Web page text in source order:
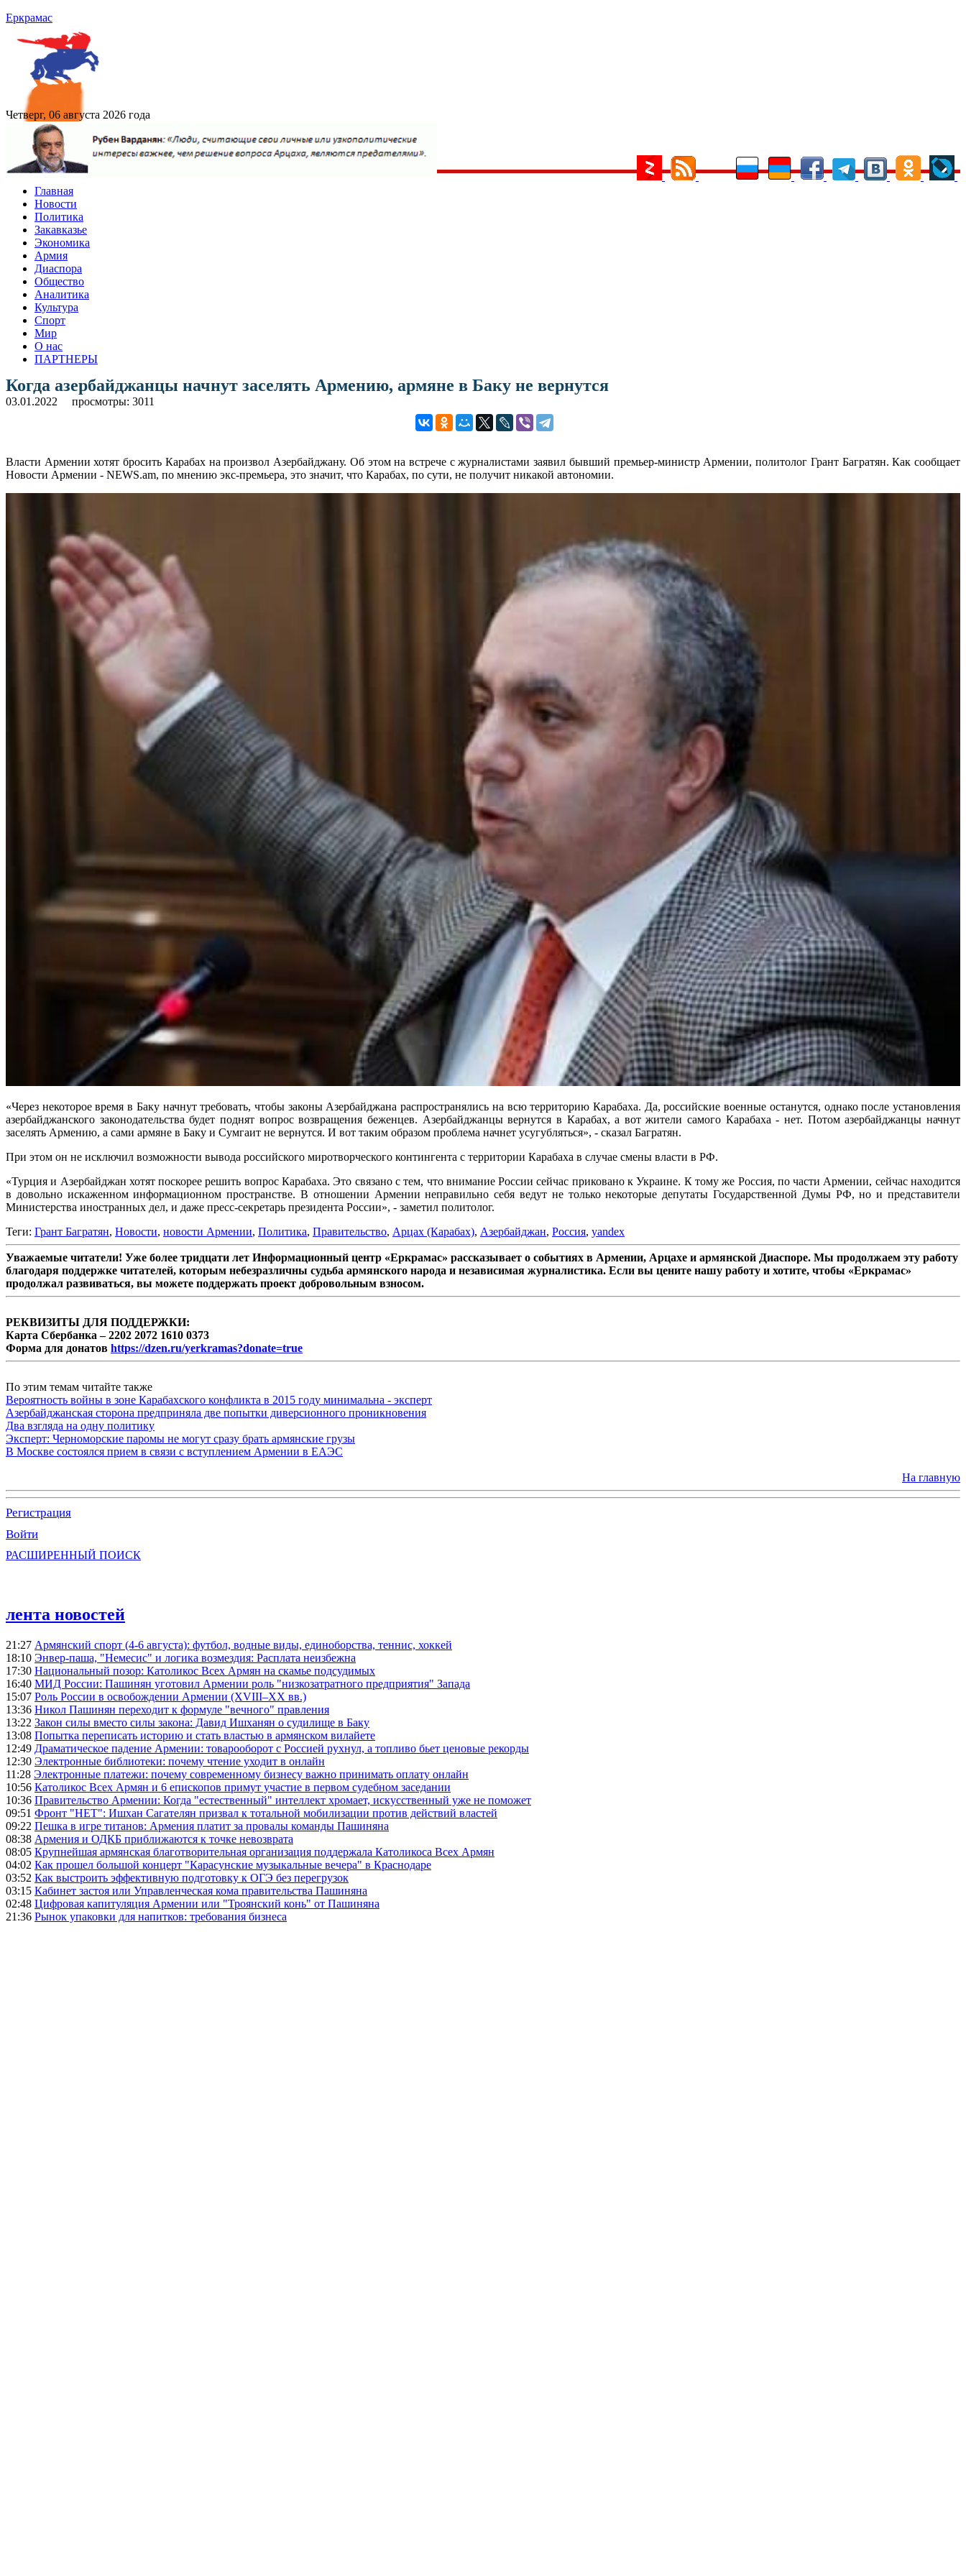
Еркрамас
Четверг, 06 августа 2026 года
Главная
Новости
Политика
Закавказье
Экономика
Армия
Диаспора
Общество
Аналитика
Культура
Спорт
Мир
О нас
ПАРТНЕРЫ
Когда азербайджанцы начнут заселять Армению, армяне в Баку не вернутся
03.01.2022 просмотры: 3011
Власти Армении хотят бросить Карабах на произвол Азербайджану. Об этом на встрече с журналистами заявил бывший премьер-министр Армении, политолог Грант Багратян. Как сообщает
Новости Армении - NEWS.am, по мнению экс-премьера, это значит, что Карабах, по сути, не получит никакой автономии.
«Через некоторое время в Баку начнут требовать, чтобы законы Азербайджана распространялись на всю территорию Карабаха. Да, российские военные останутся, однако после установления
азербайджанского законодательства будет поднят вопрос возвращения беженцев. Азербайджанцы вернутся в Карабах, а вот жители самого Карабаха - нет. Потом азербайджанцы начнут
заселять Армению, а сами армяне в Баку и Сумгаит не вернутся. И вот таким образом проблема начнет усугубляться», - сказал Багратян.
При этом он не исключил возможности вывода российского миротворческого контингента с территории Карабаха в случае смены власти в РФ.
«Турция и Азербайджан хотят поскорее решить вопрос Карабаха. Это связано с тем, что внимание России сейчас приковано к Украине. К тому же Россия, по части Армении, сейчас находится
в довольно искаженном информационном пространстве. В отношении Армении неправильно себя ведут не только некоторые депутаты Государственной Думы РФ, но и представители
Министерства иностранных дел, и даже пресс-секретарь президента России», - заметил политолог.
Теги: Грант Багратян, Новости, новости Армении, Политика, Правительство, Арцах (Карабах), Азербайджан, Россия, yandex
Уважаемые читатели! Уже более тридцати лет Информационный центр «Еркрамас» рассказывает о событиях в Армении, Арцахе и армянской Диаспоре. Мы продолжаем эту работу
благодаря поддержке читателей, которым небезразличны судьба армянского народа и независимая журналистика. Если вы цените нашу работу и хотите, чтобы «Еркрамас»
продолжал развиваться, вы можете поддержать проект добровольным взносом.
РЕКВИЗИТЫ ДЛЯ ПОДДЕРЖКИ:
Карта Сбербанка – 2202 2072 1610 0373
Форма для донатов https://dzen.ru/yerkramas?donate=true
По этим темам читайте также
Вероятность войны в зоне Карабахского конфликта в 2015 году минимальна - эксперт
Азербайджанская сторона предприняла две попытки диверсионного проникновения
Два взгляда на одну политику
Эксперт: Черноморские паромы не могут сразу брать армянские грузы
В Москве состоялся прием в связи с вступлением Армении в ЕАЭС
На главную
Регистрация
Войти
РАСШИРЕННЫЙ ПОИСК
лента новостей
21:27 Армянский спорт (4-6 августа): футбол, водные виды, единоборства, теннис, хоккей
18:10 Энвер-паша, "Немесис" и логика возмездия: Расплата неизбежна
17:30 Национальный позор: Католикос Всех Армян на скамье подсудимых
16:40 МИД России: Пашинян уготовил Армении роль "низкозатратного предприятия" Запада
15:07 Роль России в освобождении Армении (XVIII–XX вв.)
13:36 Никол Пашинян переходит к формуле "вечного" правления
13:22 Закон силы вместо силы закона: Давид Ишханян о судилище в Баку
13:08 Попытка переписать историю и стать властью в армянском вилайете
12:49 Драматическое падение Армении: товарооборот с Россией рухнул, а топливо бьет ценовые рекорды
12:30 Электронные библиотеки: почему чтение уходит в онлайн
11:28 Электронные платежи: почему современному бизнесу важно принимать оплату онлайн
10:56 Католикос Всех Армян и 6 епископов примут участие в первом судебном заседании
10:36 Правительство Армении: Когда "естественный" интеллект хромает, искусственный уже не поможет
09:51 Фронт "НЕТ": Ишхан Сагателян призвал к тотальной мобилизации против действий властей
09:22 Пешка в игре титанов: Армения платит за провалы команды Пашиняна
08:38 Армения и ОДКБ приближаются к точке невозврата
08:05 Крупнейшая армянская благотворительная организация поддержала Католикоса Всех Армян
04:02 Как прошел большой концерт "Карасунские музыкальные вечера" в Краснодаре
03:52 Как выстроить эффективную подготовку к ОГЭ без перегрузок
03:15 Кабинет застоя или Управленческая кома правительства Пашиняна
02:48 Цифровая капитуляция Армении или "Троянский конь" от Пашиняна
21:36 Рынок упаковки для напитков: требования бизнеса